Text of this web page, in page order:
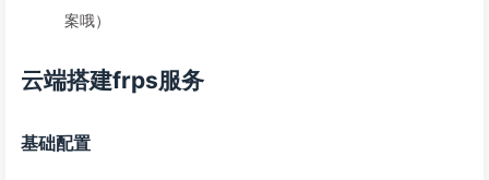
案哦）
云端搭建frps服务
基础配置